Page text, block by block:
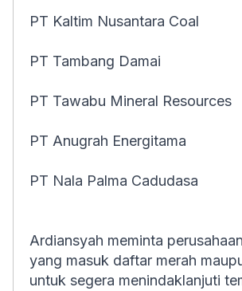
PT Kaltim Nusantara Coal
PT Tambang Damai
PT Tawabu Mineral Resources
PT Anugrah Energitama
PT Nala Palma Cadudasa
Ardiansyah meminta
yang masuk daftar merah
untuk segera menindaklanjuti